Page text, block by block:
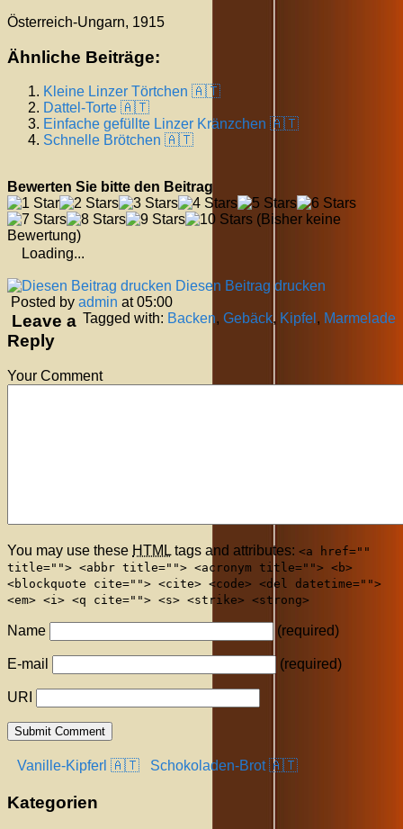
Österreich-Ungarn, 1915
Ähnliche Beiträge:
Kleine Linzer Törtchen 🇦🇹
Dattel-Torte 🇦🇹
Einfache gefüllte Linzer Kränzchen 🇦🇹
Schnelle Brötchen 🇦🇹
Bewerten Sie bitte den Beitrag
(Bisher keine
Bewertung)
Loading...
Diesen Beitrag drucken
Posted by admin at 05:00
Tagged with: Backen, Gebäck, Kipfel , Marmelade
Leave a
Reply
Your Comment
You may use these HTML tags and attributes: <a href=""
title=""> <abbr title=""> <acronym title=""> <b>
<blockquote cite=""> <cite> <code> <del datetime="">
<em> <i> <q cite=""> <s> <strike> <strong>
Name (required)
E-mail (required)
URI
Vanille-Kipferl 🇦🇹 Schokoladen-Brot 🇦🇹
Kategorien